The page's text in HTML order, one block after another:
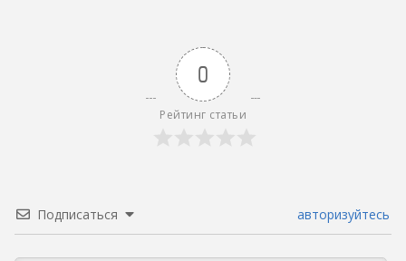
0
Рейтинг статьи
Подписаться авторизуйтесь